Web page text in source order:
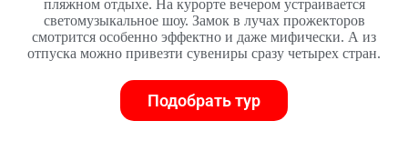
пляжном отдыхе. На курорте вечером устраивается
светомузыкальное шоу. Замок в лучах прожекторов
смотрится особенно эффектно и даже мифически. А из
отпуска можно привезти сувениры сразу четырех стран.
Подобрать тур